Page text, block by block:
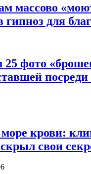
массово
для
фото
посреди
крови:
свои